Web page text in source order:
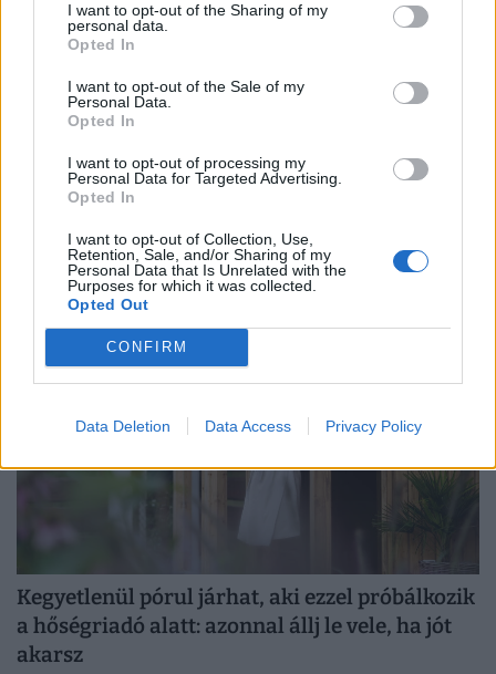
I want to opt-out of the Sharing of my
personal data.
Opted In
I want to opt-out of the Sale of my
Personal Data.
Opted In
I want to opt-out of processing my
Personal Data for Targeted Advertising.
Opted In
I want to opt-out of Collection, Use,
Retention, Sale, and/or Sharing of my
Personal Data that Is Unrelated with the
Purposes for which it was collected.
Opted Out
CONFIRM
Data Deletion Data Access Privacy Policy
Erre senki sem számított: már hetekkel
korábban jelezhetik a következő világjárványt
a repülőgépek
A repülőgépek szennyvizének vizsgálata hetekkel
korábban képes felismerni a terjedő kórokozókat, mint a
hagyományos globális járványügyi megfigyelési
módszerek.
Kegyetlenül pórul járhat, aki ezzel próbálkozik
a hőségriadó alatt: azonnal állj le vele, ha jót
akarsz